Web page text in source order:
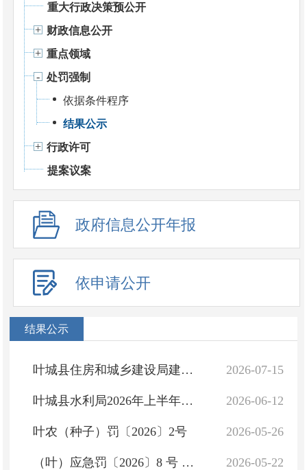
重大行政决策预公开
财政信息公开
重点领域
处罚强制
依据条件程序
结果公示
行政许可
提案议案
政府信息公开年报
依申请公开
结果公示
2026-07-15
叶城县住房和城乡建设局建筑市场行政处罚公示台账（2026年第一批6项）
2026-06-12
叶城县水利局2026年上半年水行政执法案件（处罚案件）公示名单
2026-05-26
叶农（种子）罚〔2026〕2号
2026-05-22
（叶）应急罚〔2026〕8 号 叶城县安全生产行政处罚决定书